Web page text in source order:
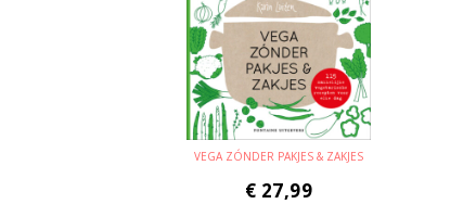
VEGA ZÓNDER PAKJES & ZAKJES
€ 27,99